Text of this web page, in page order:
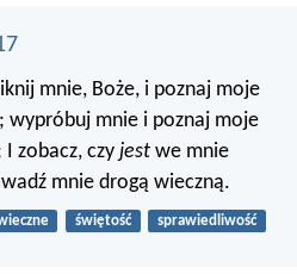
mnie, Boże, i poznaj moje
wypróbuj mnie i poznaj moje
I zobacz, czyjest we mnie
mnie drogą wieczną.
świętość sprawiedliwość